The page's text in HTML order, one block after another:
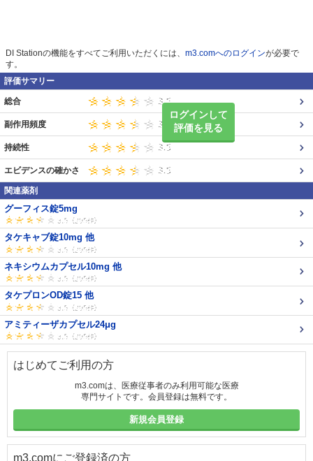
DI Stationの機能をすべてご利用いただくには、 m3.comへのログインが必要で
す。
評価サマリー
ログインして
評価を見る
総合
副作用頻度
持続性
エビデンスの確かさ
関連薬剤
グーフィス錠5mg
タケキャブ錠10mg 他
ネキシウムカプセル10mg 他
タケプロンOD錠15 他
アミティーザカプセル24μg
はじめてご利用の方
m3.comは、医療従事者のみ利用可能な医療
専門サイトです。会員登録は無料です。
新規会員登録
m3.comにご登録済の方